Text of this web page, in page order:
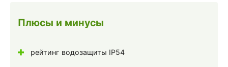
Плюсы и минусы
рейтинг водозащиты IP54